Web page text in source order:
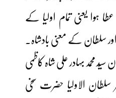
ہوا یعنی تمام اولیا کے
سلطان کے معنی بادشاہ۔
محمد بہادر علی شاہ کاظمی
سلطان الاولیا حضرت سخی